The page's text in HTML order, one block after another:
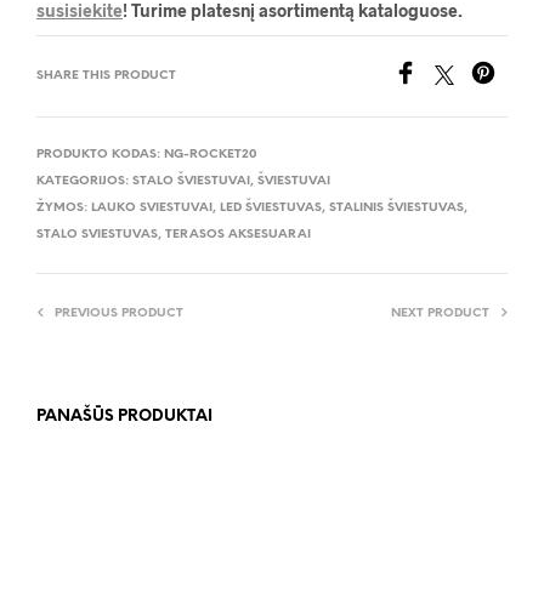
susisiekite! Turime platesnį asortimentą kataloguose.
SHARE THIS PRODUCT
PRODUKTO KODAS: NG-ROCKET20
KATEGORIJOS: STALO ŠVIESTUVAI , ŠVIESTUVAI
ŽYMOS: LAUKO SVIESTUVAI , LED ŠVIESTUVAS, STALINIS ŠVIESTUVAS,
STALO SVIESTUVAS, TERASOS AKSESUARAI
PREVIOUS PRODUCT NEXT PRODUCT
PANAŠŪS PRODUKTAI